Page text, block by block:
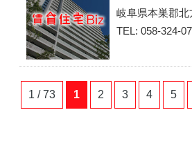
岐阜県本巣郡
TEL: 058-324-
1 / 73 1 2 3 4 5